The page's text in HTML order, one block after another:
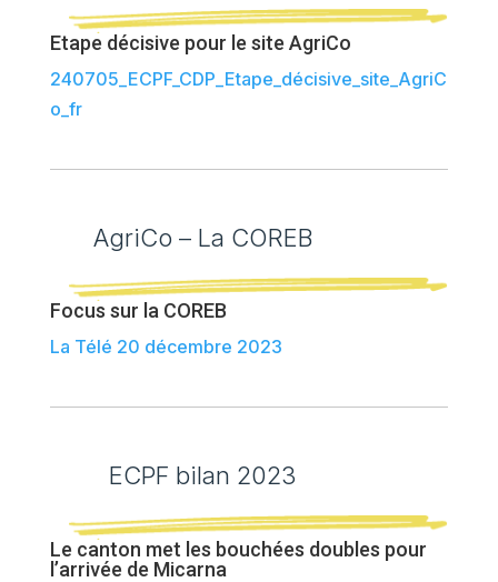
Etape décisive pour le site AgriCo
240705_ECPF_CDP_Etape_décisive_site_AgriC
o_fr
AgriCo – La COREB
Focus sur la COREB
La Télé 20 décembre 2023
ECPF bilan 2023
Le canton met les bouchées doubles pour
l’arrivée de Micarna